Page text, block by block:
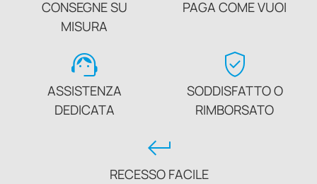
CONSEGNE SU
MISURA
PAGA COME VUOI
support_agent
ASSISTENZA
DEDICATA
verified_user
SODDISFATTO O
RIMBORSATO
keyboard_return
RECESSO FACILE